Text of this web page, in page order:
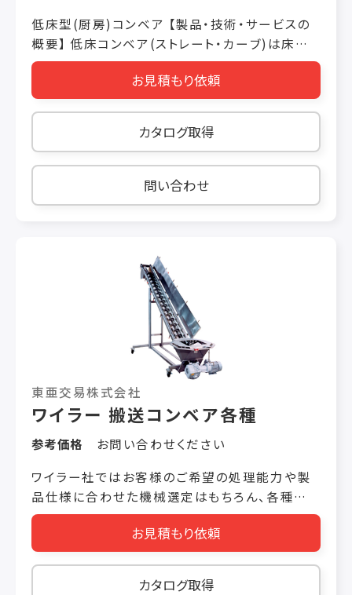
低床型(厨房)コンベア 【製品・技術・サービスの
概要】 低床コンベア(ストレート・カーブ)は床か
ら搬送面までの高さが抑えられているため、設置
する場所を選びません。非常にコンパクトな為、
限られたスペース内でのワークを搬送するのに最
適なコンベヤです。 【製品の特長】 特長① 搬送有
効高さに限りがある場所での搬送を可能にする、
低床搬送コンベヤ。 特長② ベルトコンベアはも
ちろん、必要とする場所での長さに合わせてご提
案致します。 特長③ カーブコンベアと組み合わ
お見積もり依頼
カタログ取得
問い合わせ
東亜交易株式会社
ワイラー 搬送コンベア各種
参考価格
お問い合わせください
ワイラー社ではお客様のご希望の処理能力や製
品仕様に合わせた機械選定はもちろん、各種搬
送コンベアも自社にて製造しご提供いたします。
ご要望の処理能力と工場レイアウトに則したさま
ざまな直径・長さ・角度のスクリューコンベアや
幅・機長の異なるベルトコンベアを選定しご提案
お見積もり依頼
カタログ取得